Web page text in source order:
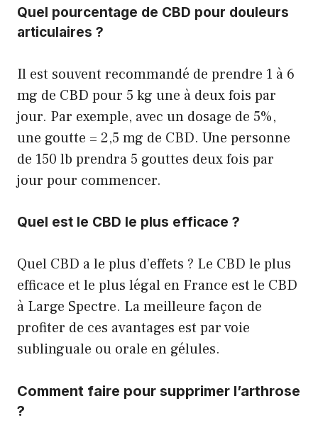
Quel pourcentage de CBD pour douleurs
articulaires ?
Il est souvent recommandé de prendre 1 à 6
mg de CBD pour 5 kg une à deux fois par
jour. Par exemple, avec un dosage de 5%,
une goutte = 2,5 mg de CBD. Une personne
de 150 lb prendra 5 gouttes deux fois par
jour pour commencer.
Quel est le CBD le plus efficace ?
Quel CBD a le plus d’effets ? Le CBD le plus
efficace et le plus légal en France est le CBD
à Large Spectre. La meilleure façon de
profiter de ces avantages est par voie
sublinguale ou orale en gélules.
Comment faire pour supprimer l’arthrose
?